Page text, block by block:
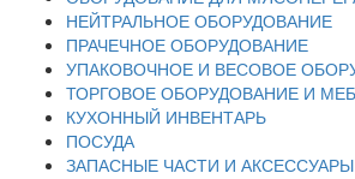
НЕЙТРАЛЬНОЕ ОБОРУДОВАНИЕ
ПРАЧЕЧНОЕ ОБОРУДОВАНИЕ
УПАКОВОЧНОЕ И ВЕСОВОЕ
ТОРГОВОЕ ОБОРУДОВАНИЕ И
КУХОННЫЙ ИНВЕНТАРЬ
ПОСУДА
ЗАПАСНЫЕ ЧАСТИ И АКСЕССУАРЫ